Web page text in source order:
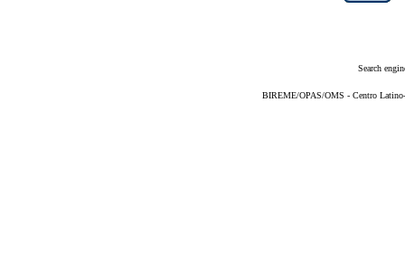
Search
BIREME/OPAS/OMS - Centro Latino-